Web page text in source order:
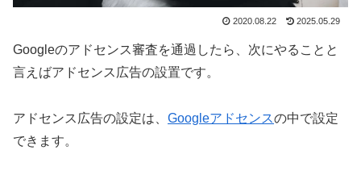
2020.08.22 2025.05.29
Googleのアドセンス審査を通過したら、次にやることと
言えばアドセンス広告の設置です。
アドセンス広告の設定は、 Googleアドセンスの中で設定
できます。